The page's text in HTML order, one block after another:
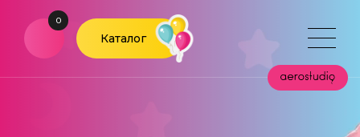
0
Каталог